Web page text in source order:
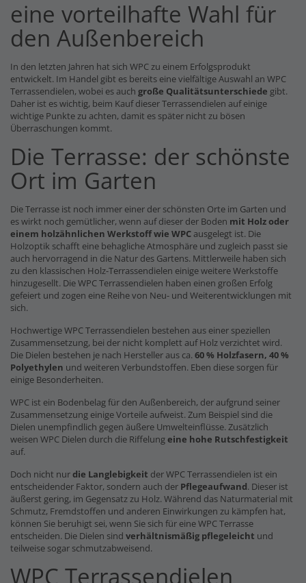
eine vorteilhafte Wahl für
den Außenbereich
In den letzten Jahren hat sich WPC zu einem Erfolgsprodukt
entwickelt. Im Handel gibt es bereits eine vielfältige Auswahl an WPC
Terrassendielen, wobei es auch große Qualitätsunterschiede gibt.
Daher ist es wichtig, beim Kauf dieser Terrassendielen auf einige
wichtige Punkte zu achten, damit es später nicht zu bösen
Überraschungen kommt.
Die Terrasse: der schönste
Ort im Garten
Die Terrasse ist noch immer einer der schönsten Orte im Garten und
es wirkt noch gemütlicher, wenn auf dieser der Boden mit Holz oder
einem holzähnlichen Werkstoff wie WPCausgelegt ist. Die
Holzoptik schafft eine behagliche Atmosphäre und zugleich passt sie
auch hervorragend in die Natur des Gartens. Mittlerweile haben sich
zu den klassischen Holz-Terrassendielen einige weitere Werkstoffe
hinzugesellt. Die WPC Terrassendielen haben einen großen Erfolg
gefeiert und zogen eine Reihe von Neu- und Weiterentwicklungen mit
sich.
Hochwertige WPC Terrassendielen bestehen aus einer speziellen
Zusammensetzung, bei der nicht komplett auf Holz verzichtet wird.
Die Dielen bestehen je nach Hersteller aus ca. 60 % Holzfasern, 40 %
Polyethylen und weiteren Verbundstoffen. Eben diese sorgen für
einige Besonderheiten.
WPC ist ein Bodenbelag für den Außenbereich, der aufgrund seiner
Zusammensetzung einige Vorteile aufweist. Zum Beispiel sind die
Dielen unempfindlich gegen äußere Umwelteinflüsse. Zusätzlich
weisen WPC Dielen durch die Riffelungeine hohe Rutschfestigkeit
auf.
Doch nicht nurdie Langlebigkeit der WPC Terrassendielen ist ein
entscheidender Faktor, sondern auch der Pflegeaufwand. Dieser ist
äußerst gering, im Gegensatz zu Holz. Während das Naturmaterial mit
Schmutz, Fremdstoffen und anderen Einwirkungen zu kämpfen hat,
können Sie beruhigt sei, wenn Sie sich für eine WPC Terrasse
entscheiden. Die Dielen sind verhältnismäßig pflegeleicht und
teilweise sogar schmutzabweisend.
WPC Terrassendielen